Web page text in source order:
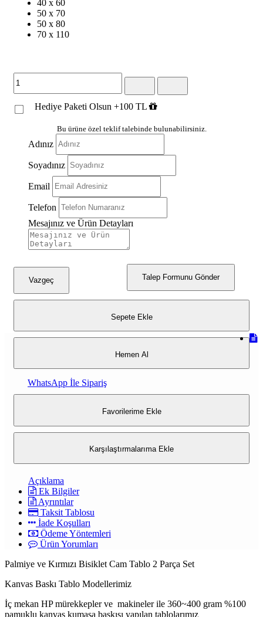
40 x 60
50 x 70
50 x 80
70 x 110
Hediye Paketi Olsun +100 TL
Bu ürüne özel teklif talebinde bulunabilirsiniz.
Adınız
Soyadınız
Email
Telefon
Mesajınız ve Ürün Detayları
Talep Formunu Gönder
Vazgeç
Sepete Ekle
Hemen Al
WhatsApp İle Sipariş
Favorilerime Ekle
Karşılaştırmalarıma Ekle
Açıklama
Ek Bilgiler
Ayrıntılar
Taksit Tablosu
İade Koşulları
Ödeme Yöntemleri
Ürün Yorumları
Palmiye ve Kırmızı Bisiklet Cam Tablo 2 Parça Set
Kanvas Baskı Tablo Modellerimiz
İç mekan HP mürekkepler ve makineler ile 360~400 gram %100
pamuklu kanvas kumaşa baskısı yapılan tablolarımız